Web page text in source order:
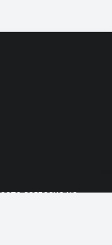
согласие на